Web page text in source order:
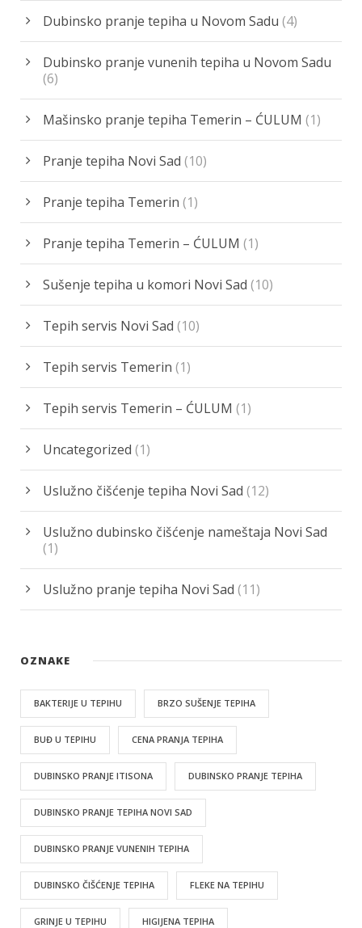
Dubinsko pranje tepiha u Novom Sadu (4)
Dubinsko pranje vunenih tepiha u Novom Sadu
(6)
Mašinsko pranje tepiha Temerin – ĆULUM (1)
Pranje tepiha Novi Sad (10)
Pranje tepiha Temerin (1)
Pranje tepiha Temerin – ĆULUM (1)
Sušenje tepiha u komori Novi Sad (10)
Tepih servis Novi Sad (10)
Tepih servis Temerin (1)
Tepih servis Temerin – ĆULUM (1)
Uncategorized (1)
Uslužno čišćenje tepiha Novi Sad (12)
Uslužno dubinsko čišćenje nameštaja Novi Sad
(1)
Uslužno pranje tepiha Novi Sad (11)
OZNAKE
BAKTERIJE U TEPIHU BRZO SUŠENJE TEPIHA
BUĐ U TEPIHU CENA PRANJA TEPIHA
DUBINSKO PRANJE ITISONA DUBINSKO PRANJE TEPIHA
DUBINSKO PRANJE TEPIHA NOVI SAD
DUBINSKO PRANJE VUNENIH TEPIHA
DUBINSKO ČIŠĆENJE TEPIHA FLEKE NA TEPIHU
GRINJE U TEPIHU HIGIJENA TEPIHA